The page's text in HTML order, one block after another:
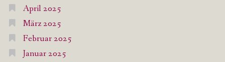
April 2025
März 2025
Februar 2025
Januar 2025